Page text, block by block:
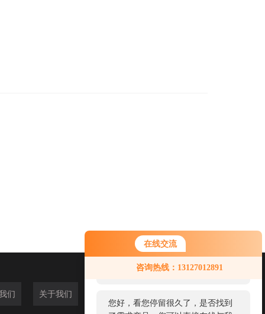
在线交流
咨询热线：13127012891
您好！欢迎前来咨询，很高兴为您
服务，请问您要咨询什么问题呢？
您好，看您停留很久了，是否找到
们 关于我们